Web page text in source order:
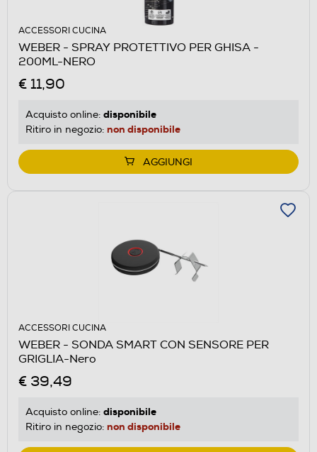
ACCESSORI CUCINA
WEBER - SPRAY PROTETTIVO PER GHISA -
200ML-NERO
€ 11,90
Acquisto online: disponibile
Ritiro in negozio: non disponibile
AGGIUNGI
ACCESSORI CUCINA
WEBER - SONDA SMART CON SENSORE PER
GRIGLIA-Nero
€ 39,49
Acquisto online: disponibile
Ritiro in negozio: non disponibile